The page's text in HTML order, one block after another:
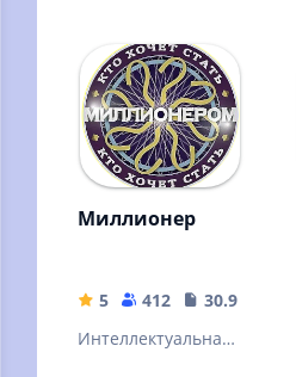
Миллионер
5 412
30.99 MB
Интеллектуальная